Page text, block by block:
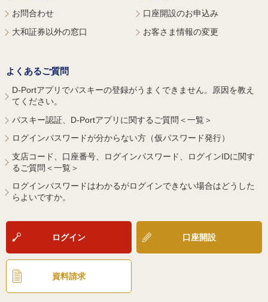
お問合わせ
大和証券以外の窓口
口座開設のお申込み
お客さま情報の変更
よくあるご質問
D-Portアプリでパスキーの登録がうまくできません。原因を教え
てください。
パスキー認証、D-Portアプリに関するご質問＜一覧＞
ログインパスワードが分からない方（仮パスワード発行）
支店コード、口座番号、ログインパスワード、ログインIDに関す
るご質問＜一覧＞
ログインパスワードはわかるがログインできない場合はどうした
らよいですか。
ログイン 口座開設
資料請求